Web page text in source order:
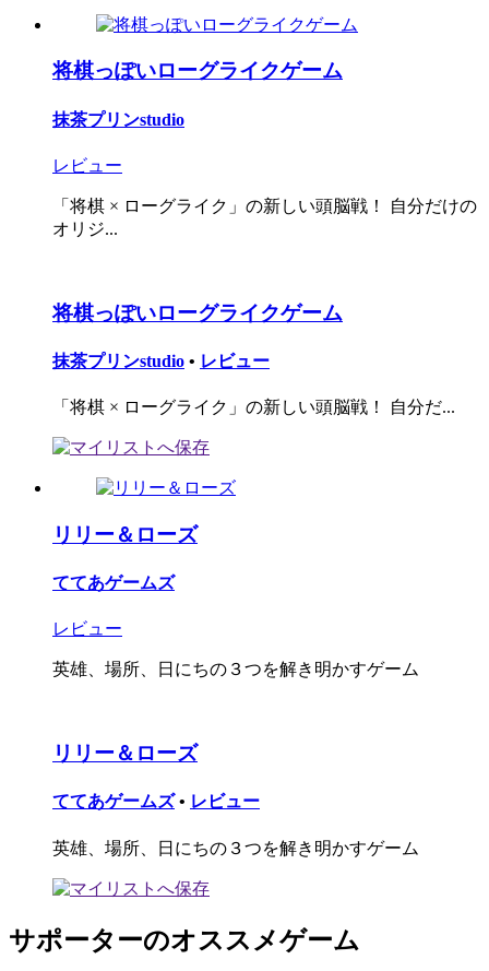
将棋っぽいローグライクゲーム
抹茶プリンstudio
レビュー
「将棋 × ローグライク」の新しい頭脳戦！ 自分だけの
オリジ...
将棋っぽいローグライクゲーム
抹茶プリンstudio • レビュー
「将棋 × ローグライク」の新しい頭脳戦！ 自分だ...
リリー＆ローズ
ててあゲームズ
レビュー
英雄、場所、日にちの３つを解き明かすゲーム
リリー＆ローズ
ててあゲームズ • レビュー
英雄、場所、日にちの３つを解き明かすゲーム
サポーターのオススメゲーム